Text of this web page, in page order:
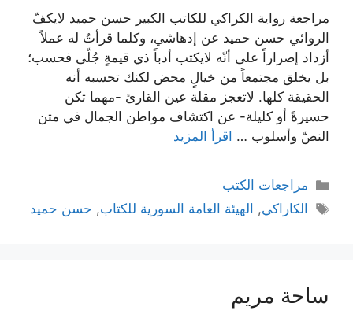
مراجعة رواية الكراكي للكاتب الكبير حسن حميد لايكفّ
الروائي حسن حميد عن إدهاشي، وكلما قرأتُ له عملاً
أزداد إصراراً على أنّه لايكتب أدباً ذي قيمةٍ جُلّى فحسب؛
بل يخلق مجتمعاً من خيالٍ محض لكنك تحسبه أنه
الحقيقة كلها. لاتعجز مقلة عين القارئ -مهما تكن
حسيرةً أو كليلة- عن اكتشاف مواطن الجمال في متن
النصّ وأسلوب … اقرأ المزيد
التصنيفات
مراجعات الكتب
الوسوم
الكاراكي, الهيئة العامة السورية للكتاب, حسن حميد
ساحة مريم